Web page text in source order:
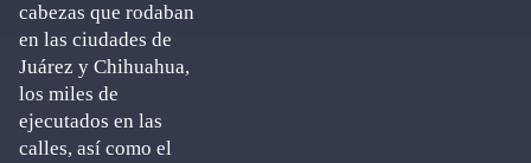
cabezas que rodaban
en las ciudades de
Juárez y Chihuahua,
los miles de
ejecutados en las
calles, así como el